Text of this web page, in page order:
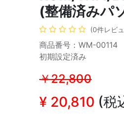
(整備済みパ
(0件レビ
商品番号：WM-00114
初期設定済み
￥22,800
¥ 20,810 (税